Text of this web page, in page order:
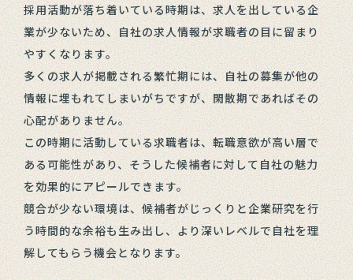
採用活動が落ち着いている時期は、求人を出している企
業が少ないため、自社の求人情報が求職者の目に留まり
やすくなります。
多くの求人が掲載される繁忙期には、自社の募集が他の
情報に埋もれてしまいがちですが、閑散期であればその
心配がありません。
この時期に活動している求職者は、転職意欲が高い層で
ある可能性があり、そうした候補者に対して自社の魅力
を効果的にアピールできます。
競合が少ない環境は、候補者がじっくりと企業研究を行
う時間的な余裕も生み出し、より深いレベルで自社を理
解してもらう機会となります。